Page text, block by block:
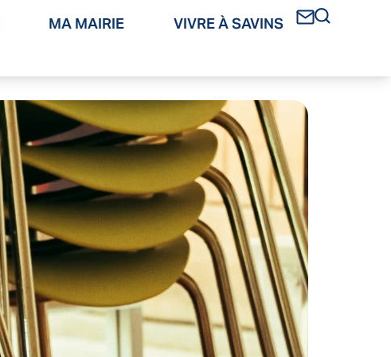
MA MAIRIE VIVRE À SAVINS